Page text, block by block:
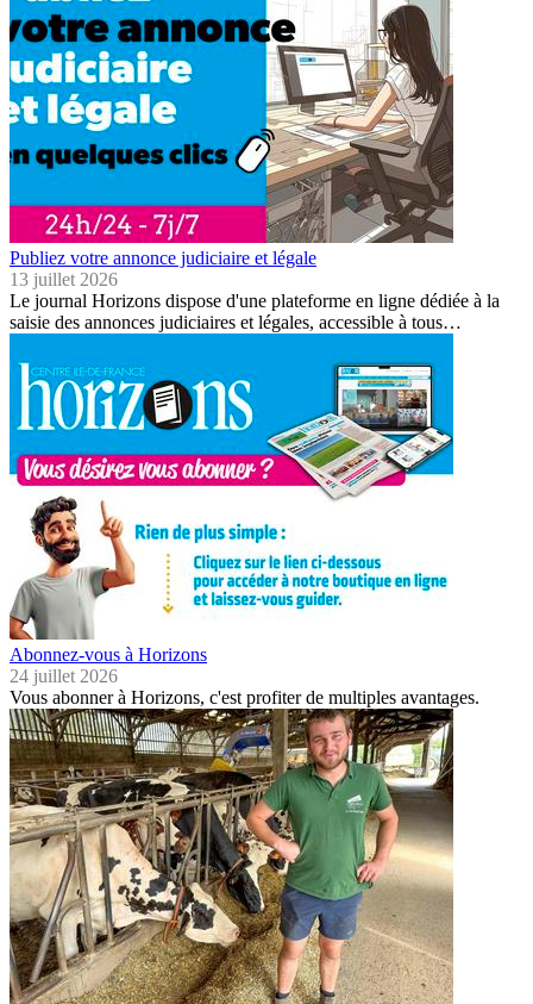
Publiez votre annonce judiciaire et légale
13 juillet 2026
Le journal Horizons dispose d'une plateforme en ligne dédiée à la
saisie des annonces judiciaires et légales, accessible à tous…
Abonnez-vous à Horizons
24 juillet 2026
Vous abonner à Horizons, c'est profiter de multiples avantages.